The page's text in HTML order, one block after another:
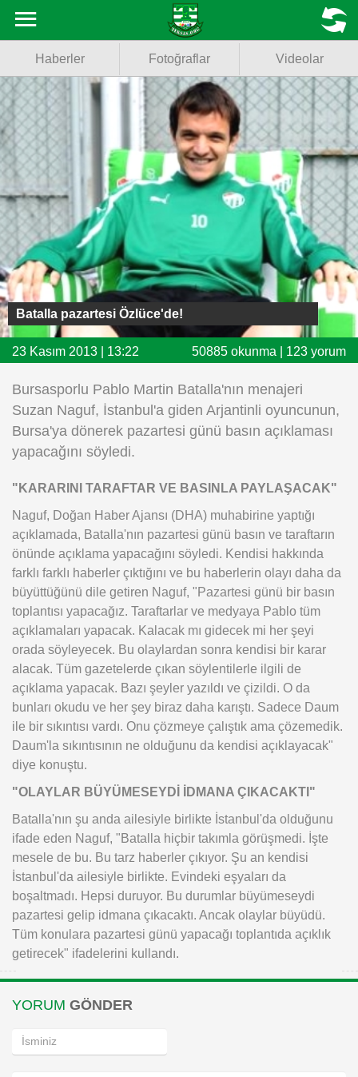
Fotoğraflar
Videolar
Basketbol
Voleybol
Puan Durumu
Fikstür
Facebook
Twitter
Instagram
Android
MENU
Haberler Fotoğraflar Videolar
Batalla pazartesi Özlüce'de!
23 Kasım 2013 | 13:22 50885 okunma | 123 yorum
Bursasporlu Pablo Martin Batalla'nın menajeri
Suzan Naguf, İstanbul'a giden Arjantinli oyuncunun,
Bursa'ya dönerek pazartesi günü basın açıklaması
yapacağını söyledi.
"KARARINI TARAFTAR VE BASINLA PAYLAŞACAK"
Naguf, Doğan Haber Ajansı (DHA) muhabirine yaptığı
açıklamada, Batalla'nın pazartesi günü basın ve taraftarın
önünde açıklama yapacağını söyledi. Kendisi hakkında
farklı farklı haberler çıktığını ve bu haberlerin olayı daha da
büyüttüğünü dile getiren Naguf, "Pazartesi günü bir basın
toplantısı yapacağız. Taraftarlar ve medyaya Pablo tüm
açıklamaları yapacak. Kalacak mı gidecek mi her şeyi
orada söyleyecek. Bu olaylardan sonra kendisi bir karar
alacak. Tüm gazetelerde çıkan söylentilerle ilgili de
açıklama yapacak. Bazı şeyler yazıldı ve çizildi. O da
bunları okudu ve her şey biraz daha karıştı. Sadece Daum
ile bir sıkıntısı vardı. Onu çözmeye çalıştık ama çözemedik.
Daum'la sıkıntısının ne olduğunu da kendisi açıklayacak"
diye konuştu.
"OLAYLAR BÜYÜMESEYDİ İDMANA ÇIKACAKTI"
Batalla'nın şu anda ailesiyle birlikte İstanbul'da olduğunu
ifade eden Naguf, "Batalla hiçbir takımla görüşmedi. İşte
mesele de bu. Bu tarz haberler çıkıyor. Şu an kendisi
İstanbul'da ailesiyle birlikte. Evindeki eşyaları da
boşaltmadı. Hepsi duruyor. Bu durumlar büyümeseydi
pazartesi gelip idmana çıkacaktı. Ancak olaylar büyüdü.
Tüm konulara pazartesi günü yapacağı toplantıda açıklık
getirecek" ifadelerini kullandı.
YORUM GÖNDER